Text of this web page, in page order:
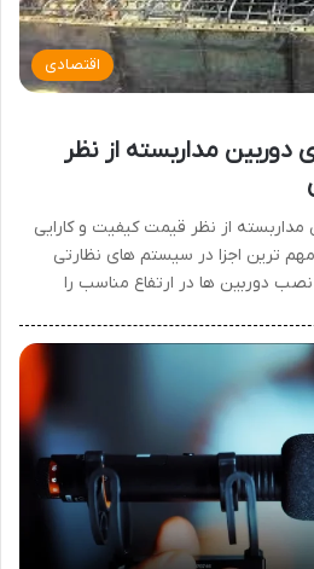
اقتصادی
دوربین مداربسته از نظر
مداربسته از نظر قیمت کیفیت و کارایی
ترین اجزا در سیستم های نظارتی
دوربین ها در ارتفاع مناسب را